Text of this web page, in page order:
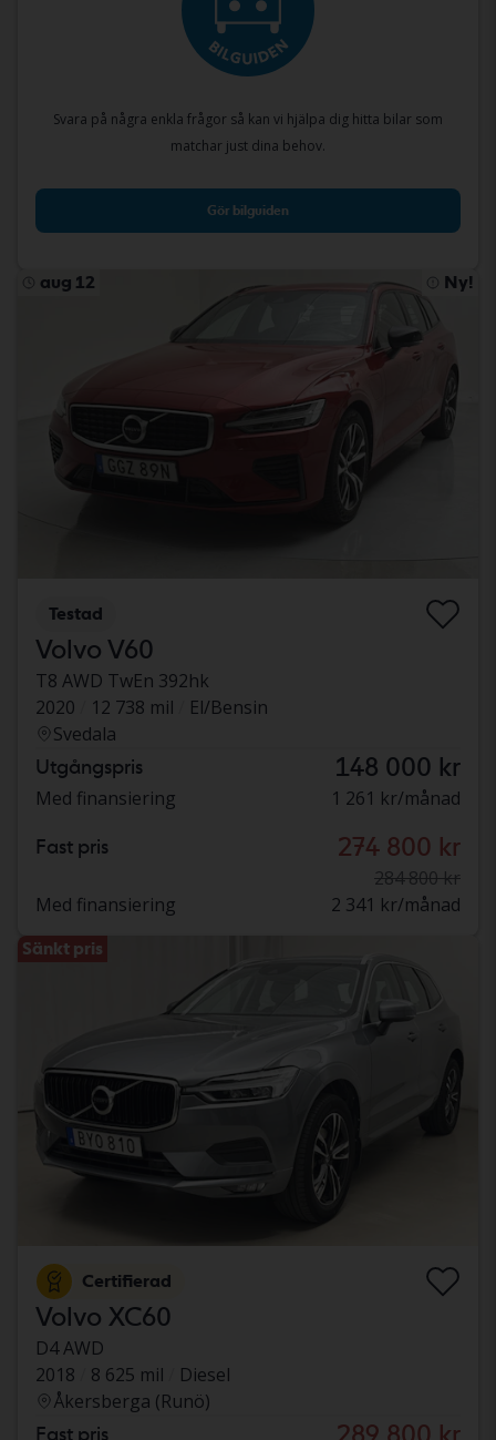
Svara på några enkla frågor så kan vi hjälpa dig hitta bilar som
matchar just dina behov.
Gör bilguiden
aug 12 Ny!
Testad
Volvo V60
T8 AWD TwEn 392hk
2020
12 738 mil
El/Bensin
Svedala
Utgångspris 148 000 kr
Med finansiering 1 261 kr/månad
Fast pris 274 800 kr
284 800 kr
Med finansiering
2 341 kr/månad
Sänkt pris
Certifierad
Volvo XC60
D4 AWD
2018
8 625 mil
Diesel
Åkersberga (Runö)
Fast pris 289 800 kr